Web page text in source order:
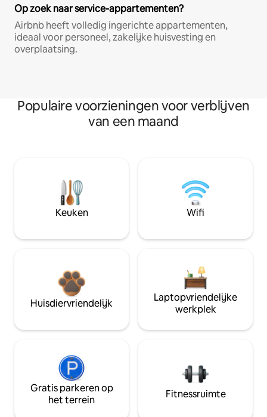
Op zoek naar service-appartementen?
Airbnb heeft volledig ingerichte appartementen,
ideaal voor personeel, zakelijke huisvesting en
overplaatsing.
Populaire voorzieningen voor verblijven
van een maand
Keuken Wifi
Huisdiervriendelijk
Laptopvriendelijke
werkplek
Gratis parkeren op
het terrein
Fitnessruimte